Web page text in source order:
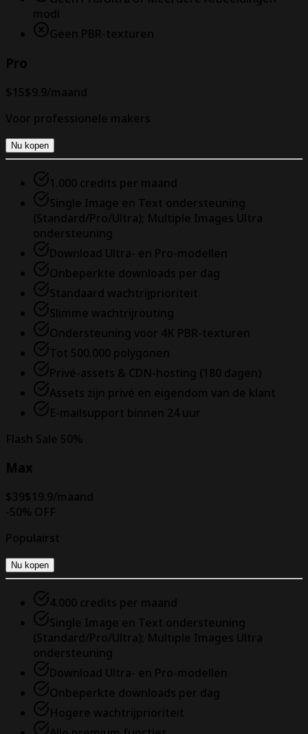
modi
Geen PBR-texturen
Pro
$15$9.9/maand
Voor professionele makers
Nu kopen
1.000 credits per maand
Single Image en Text ondersteuning
(Standard/Pro/Ultra); Multiple Images Ultra
ondersteuning
Download Ultra- en Pro-modellen
Onbeperkte downloads per dag
Standaard wachtrijprioriteit
Slimme wachtrijrouting
Ondersteuning voor 4K PBR-texturen
Tot 500.000 polygonen
Privé-assets & CDN-hosting (180 dagen)
Assets zijn privé en eigendom van de klant
E-mailsupport binnen 24 uur
Flash Sale 50%
Max
$39$19.9/maand
-50% OFF
Populairst
Nu kopen
4.000 credits per maand
Single Image en Text ondersteuning
(Standard/Pro/Ultra); Multiple Images Ultra
ondersteuning
Download Ultra- en Pro-modellen
Onbeperkte downloads per dag
Hogere wachtrijprioriteit